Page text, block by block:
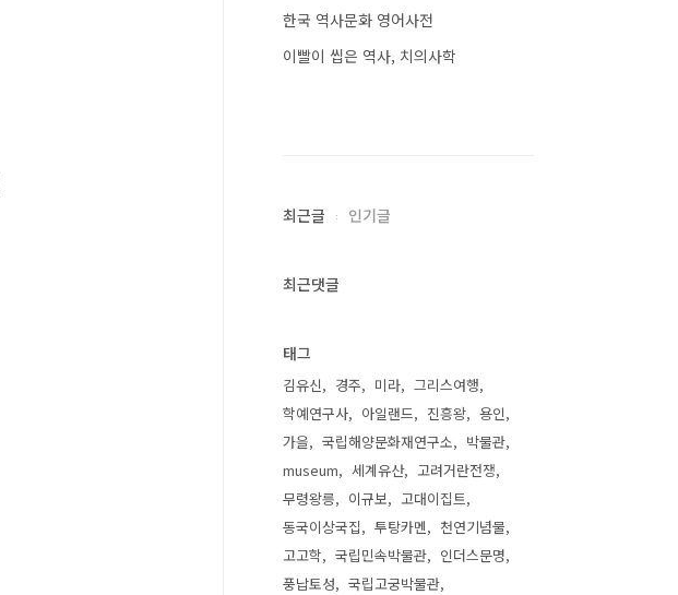
한국 역사문화 영어사전
이빨이 씹은 역사, 치의사학
최근글 인기글
최근댓글
태그
김유신 경주 미라
그리스여행
학예연구사
아일랜드 진흥왕
용인
가을
국립해양문화재연구소
박물관
museum
세계유산
고려거란전쟁
무령왕릉
이규보
고대이집트
동국이상국집
투탕카멘
천연기념물
고고학
국립민속박물관
인더스문명
풍납토성
국립고궁박물관